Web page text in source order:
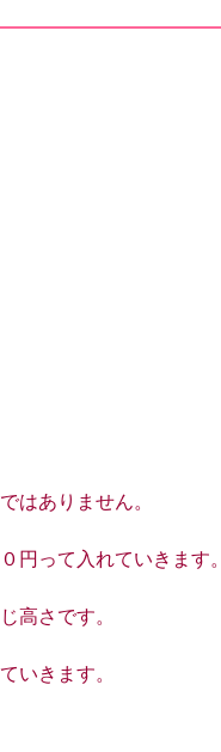
はありません。
円って入れていきます。
高さです。
いきます。